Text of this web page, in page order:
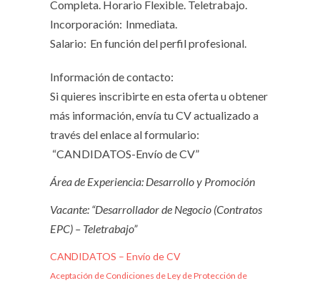
Completa. Horario Flexible. Teletrabajo.
Incorporación: Inmediata.
Salario: En función del perfil profesional.
Información de contacto:
Si quieres inscribirte en esta oferta u obtener
más información, envía tu CV actualizado a
través del enlace al formulario:
“CANDIDATOS-Envío de CV”
Área de Experiencia: Desarrollo y Promoción
Vacante: “Desarrollador de Negocio (Contratos
EPC) – Teletrabajo”
CANDIDATOS – Envío de CV
Aceptación de Condiciones de Ley de Protección de